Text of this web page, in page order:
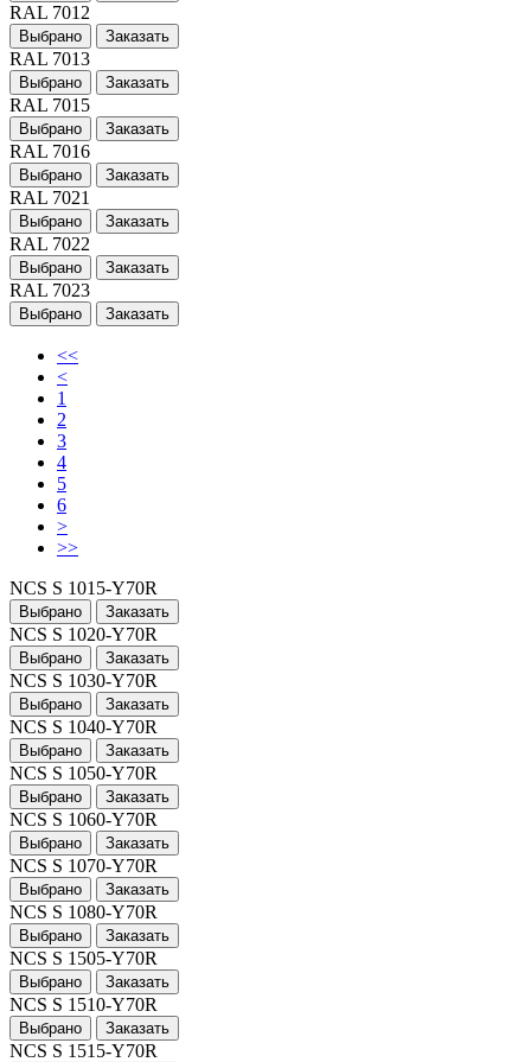
RAL 7012
Выбрано Заказать
RAL 7013
Выбрано Заказать
RAL 7015
Выбрано Заказать
RAL 7016
Выбрано Заказать
RAL 7021
Выбрано Заказать
RAL 7022
Выбрано Заказать
RAL 7023
Выбрано Заказать
<<
<
1
2
3
4
5
6
>
>>
NCS S 1015-Y70R
Выбрано Заказать
NCS S 1020-Y70R
Выбрано Заказать
NCS S 1030-Y70R
Выбрано Заказать
NCS S 1040-Y70R
Выбрано Заказать
NCS S 1050-Y70R
Выбрано Заказать
NCS S 1060-Y70R
Выбрано Заказать
NCS S 1070-Y70R
Выбрано Заказать
NCS S 1080-Y70R
Выбрано Заказать
NCS S 1505-Y70R
Выбрано Заказать
NCS S 1510-Y70R
Выбрано Заказать
NCS S 1515-Y70R